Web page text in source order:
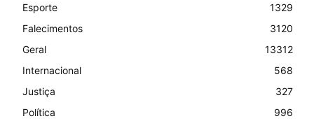
Esporte
1329
Falecimentos
3120
Geral
13312
Internacional
568
Justiça
327
Política
996